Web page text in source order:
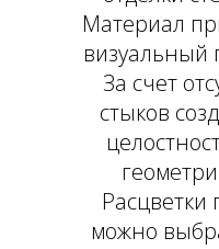
Материал
визуальный
За счет
стыков
можно